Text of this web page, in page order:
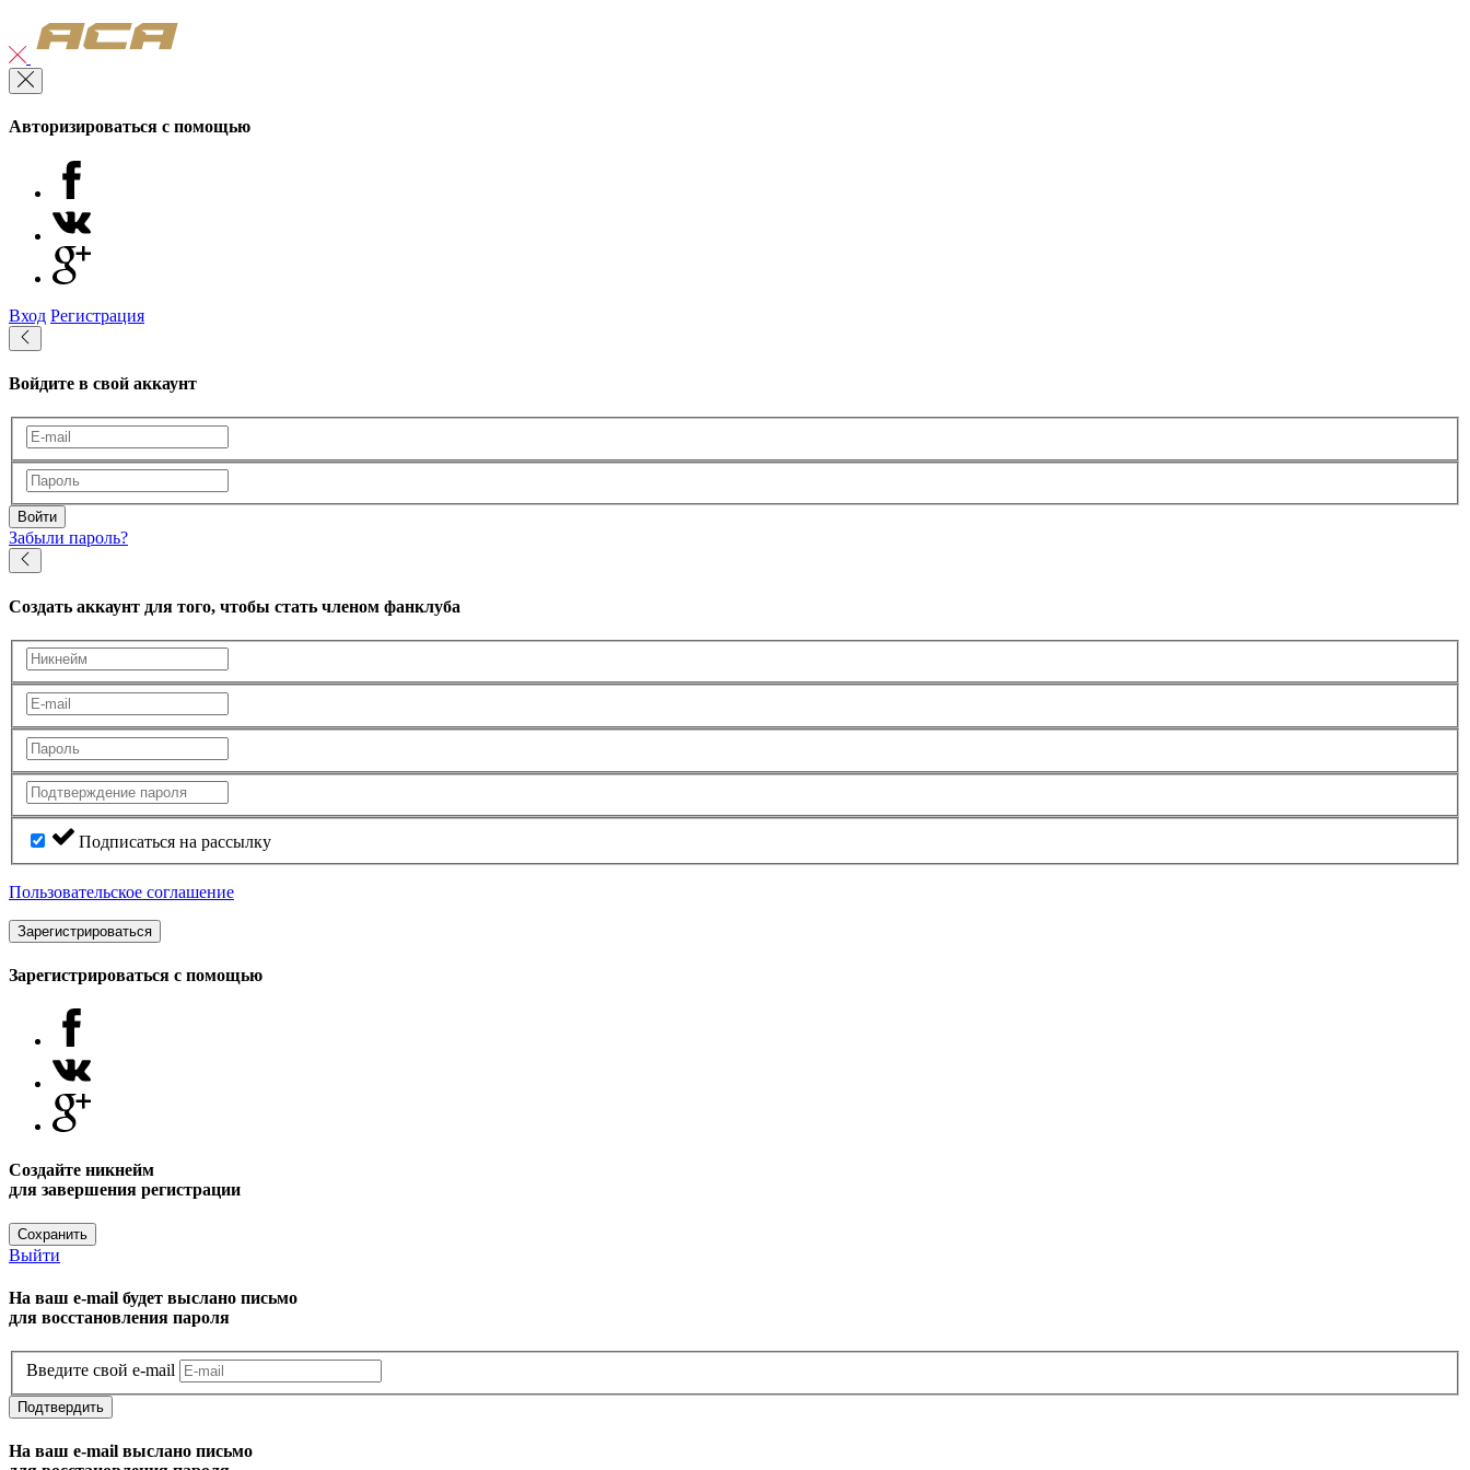
Авторизироваться с помощью
Вход Регистрация
Войдите в свой аккаунт
Войти
Забыли пароль?
Создать аккаунт для того, чтобы стать членом фанклуба
Подписаться на рассылку
Пользовательское соглашение
Зарегистрироваться
Зарегистрироваться с помощью
Создайте никнейм
для завершения регистрации
Сохранить
Выйти
На ваш e-mail будет выслано письмо
для восстановления пароля
Введите свой e-mail
Подтвердить
На ваш e-mail выслано письмо